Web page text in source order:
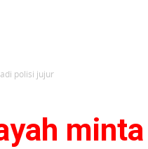
polisi jujur